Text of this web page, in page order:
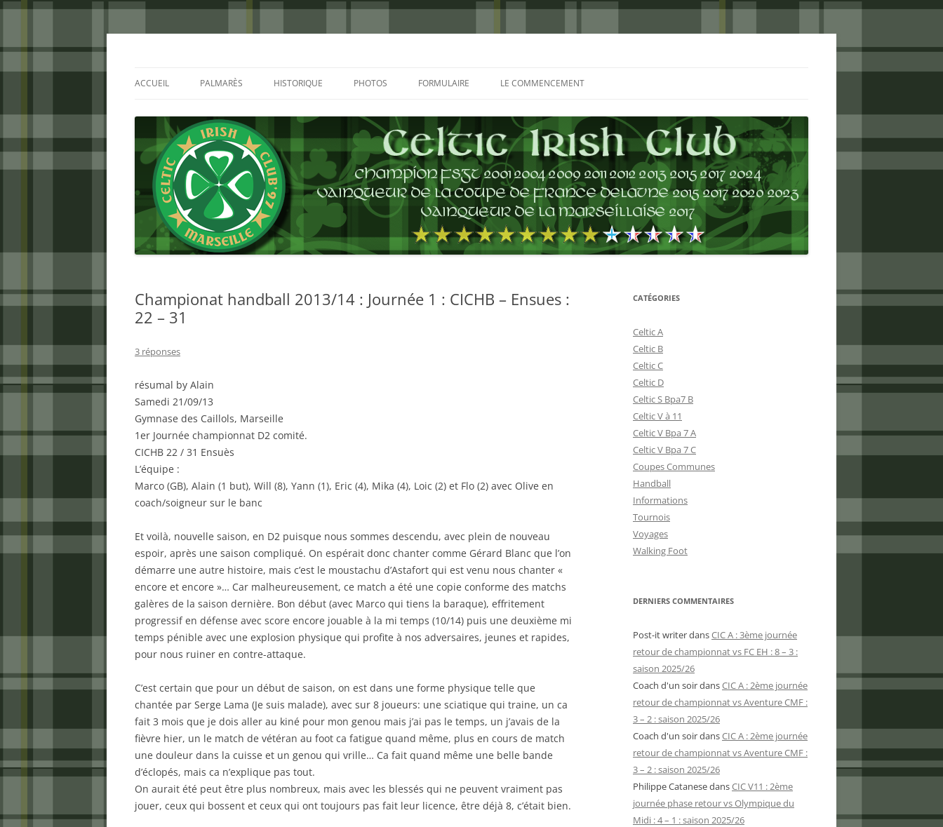
Aller
ACCUEIL PALMARÈS HISTORIQUE PHOTOS
GLASGOW 2002
CHARLIE & THE BHOYS 2006
PRAGUE 2006
NICE 2008
FORMULAIRE LE COMMENCEMENT
Championat handball 2013/14 : Journée 1 : CICHB – Ensues :
22 – 31
3 réponses
résumal by Alain
Samedi 21/09/13
Gymnase des Caillols, Marseille
1er Journée championnat D2 comité.
CICHB 22 / 31 Ensuès
L’équipe :
Marco (GB), Alain (1 but), Will (8), Yann (1), Eric (4), Mika (4), Loic (2) et Flo (2) avec Olive en
coach/soigneur sur le banc
Et voilà, nouvelle saison, en D2 puisque nous sommes descendu, avec plein de nouveau
espoir, après une saison compliqué. On espérait donc chanter comme Gérard Blanc que l’on
démarre une autre histoire, mais c’est le moustachu d’Astafort qui est venu nous chanter «
encore et encore »… Car malheureusement, ce match a été une copie conforme des matchs
galères de la saison dernière. Bon début (avec Marco qui tiens la baraque), effritement
progressif en défense avec score encore jouable à la mi temps (10/14) puis une deuxième mi
temps pénible avec une explosion physique qui profite à nos adversaires, jeunes et rapides,
pour nous ruiner en contre-attaque.
C’est certain que pour un début de saison, on est dans une forme physique telle que
chantée par Serge Lama (Je suis malade), avec sur 8 joueurs: une sciatique qui traine, un ca
fait 3 mois que je dois aller au kiné pour mon genou mais j’ai pas le temps, un j’avais de la
fièvre hier, un le match de vétéran au foot ca fatigue quand même, plus en cours de match
une douleur dans la cuisse et un genou qui vrille… Ca fait quand même une belle bande
d’éclopés, mais ca n’explique pas tout.
On aurait été peut être plus nombreux, mais avec les blessés qui ne peuvent vraiment pas
jouer, ceux qui bossent et ceux qui ont toujours pas fait leur licence, être déjà 8, c’était bien.
CATÉGORIES
Celtic A
Celtic B
Celtic C
Celtic D
Celtic S Bpa7 B
Celtic V à 11
Celtic V Bpa 7 A
Celtic V Bpa 7 C
Coupes Communes
Handball
Informations
Tournois
Voyages
Walking Foot
DERNIERS COMMENTAIRES
Post-it writerdansCIC A : 3ème journée
retour de championnat vs FC EH : 8 – 3 :
saison 2025/26
Coach d'un soirdansCIC A : 2ème journée
retour de championnat vs Aventure CMF :
3 – 2 : saison 2025/26
Coach d'un soirdansCIC A : 2ème journée
retour de championnat vs Aventure CMF :
3 – 2 : saison 2025/26
Philippe CatanesedansCIC V11 : 2ème
journée phase retour vs Olympique du
Midi : 4 – 1 : saison 2025/26